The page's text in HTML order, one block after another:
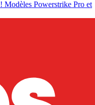
! Modèles Powerstrike Pro et